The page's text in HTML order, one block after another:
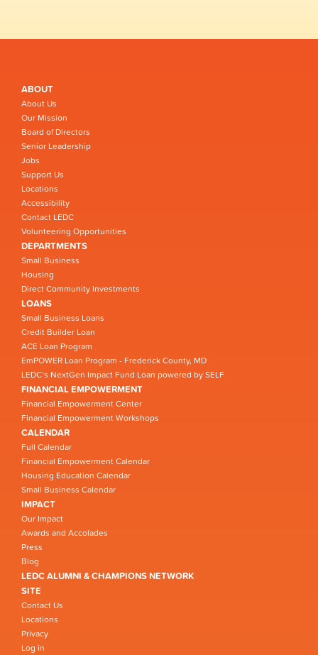
ABOUT
About Us
Our Mission
Board of Directors
Senior Leadership
Jobs
Support Us
Locations
Accessibility
Contact LEDC
Volunteering Opportunities
DEPARTMENTS
Small Business
Housing
Direct Community Investments
LOANS
Small Business Loans
Credit Builder Loan
ACE Loan Program
EmPOWER Loan Program - Frederick County, MD
LEDC’s NextGen Impact Fund Loan powered by SELF
FINANCIAL EMPOWERMENT
Financial Empowerment Center
Financial Empowerment Workshops
CALENDAR
Full Calendar
Financial Empowerment Calendar
Housing Education Calendar
Small Business Calendar
IMPACT
Our Impact
Awards and Accolades
Press
Blog
LEDC ALUMNI & CHAMPIONS NETWORK
SITE
Contact Us
Locations
Privacy
Log in